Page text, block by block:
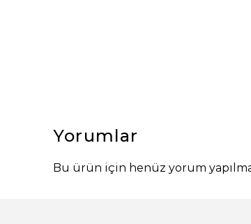
Yorumlar
Bu ürün için henüz yorum